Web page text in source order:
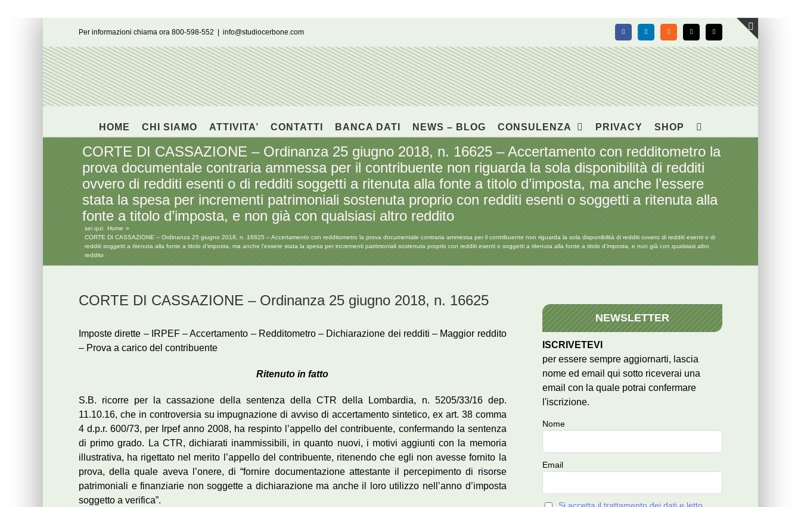
Per informazioni chiama ora 800-598-552 info@studiocerbone.com FacebookLinkedIn Rss X Email
HOME CHI SIAMO ATTIVITA’ CONTATTI BANCA DATI NEWS – BLOG CONSULENZA PRIVACY SHOP
CORTE DI CASSAZIONE – Ordinanza 25 giugno 2018, n. 16625 – Accertamento con redditometro la
prova documentale contraria ammessa per il contribuente non riguarda la sola disponibilità di redditi
ovvero di redditi esenti o di redditi soggetti a ritenuta alla fonte a titolo d’imposta, ma anche l’essere
stata la spesa per incrementi patrimoniali sostenuta proprio con redditi esenti o soggetti a ritenuta alla
fonte a titolo d’imposta, e non già con qualsiasi altro reddito
sei qui: Home
CORTE DI CASSAZIONE – Ordinanza 25 giugno 2018, n. 16625 – Accertamento con redditometro la prova documentale contraria ammessa per il contribuente non riguarda la sola disponibilità di redditi ovvero di redditi esenti o di
redditi soggetti a ritenuta alla fonte a titolo d’imposta, ma anche l’essere stata la spesa per incrementi patrimoniali sostenuta proprio con redditi esenti o soggetti a ritenuta alla fonte a titolo d’imposta, e non già con qualsiasi altro
reddito
CORTE DI CASSAZIONE – Ordinanza 25 giugno 2018, n. 16625
Imposte dirette – IRPEF – Accertamento – Redditometro – Dichiarazione dei redditi – Maggior reddito
– Prova a carico del contribuente
Ritenuto in fatto
S.B. ricorre per la cassazione della sentenza della CTR della Lombardia, n. 5205/33/16 dep.
11.10.16, che in controversia su impugnazione di avviso di accertamento sintetico, ex art. 38 comma
4 d.p.r. 600/73, per Irpef anno 2008, ha respinto l’appello del contribuente, confermando la sentenza
di primo grado. La CTR, dichiarati inammissibili, in quanto nuovi, i motivi aggiunti con la memoria
illustrativa, ha rigettato nel merito l’appello del contribuente, ritenendo che egli non avesse fornito la
prova, della quale aveva l’onere, di “fornire documentazione attestante il percepimento di risorse
patrimoniali e finanziarie non soggette a dichiarazione ma anche il loro utilizzo nell’anno d’imposta
soggetto a verifica”.
NEWSLETTER
ISCRIVETEVI
per essere sempre aggiornarti, lascia
nome ed email qui sotto riceverai una
email con la quale potrai confermare
l'iscrizione.
Nome
Email
Toggle
area
barra
scorrevole